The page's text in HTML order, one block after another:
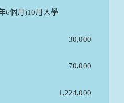
6個月)10月入學
30,000
70,000
1,224,000